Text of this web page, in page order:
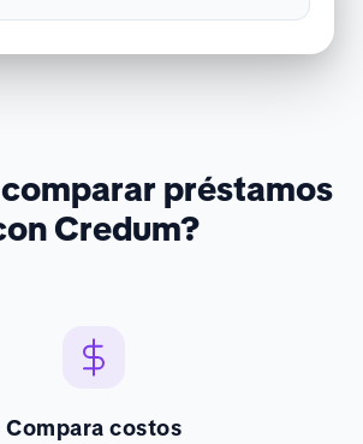
préstamos
Credum?
Compara costos